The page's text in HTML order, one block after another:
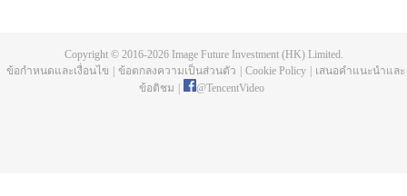
Copyright © 2016-2026Image Future Investment (HK) Limited.
ข้อกำหนดและเงื่อนไข
ข้อตกลงความเป็นส่วนตัว Cookie Policy
เสนอคำแนะนำและ
ข้อติชม
@TencentVideo